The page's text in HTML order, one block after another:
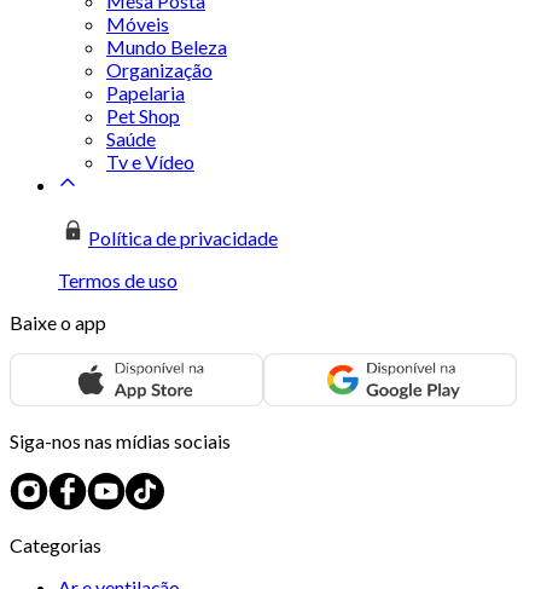
Móveis
Mundo Beleza
Organização
Papelaria
Pet Shop
Saúde
Tv e Vídeo
Política de privacidade
Termos de uso
Baixe o app
Siga-nos nas mídias sociais
Categorias